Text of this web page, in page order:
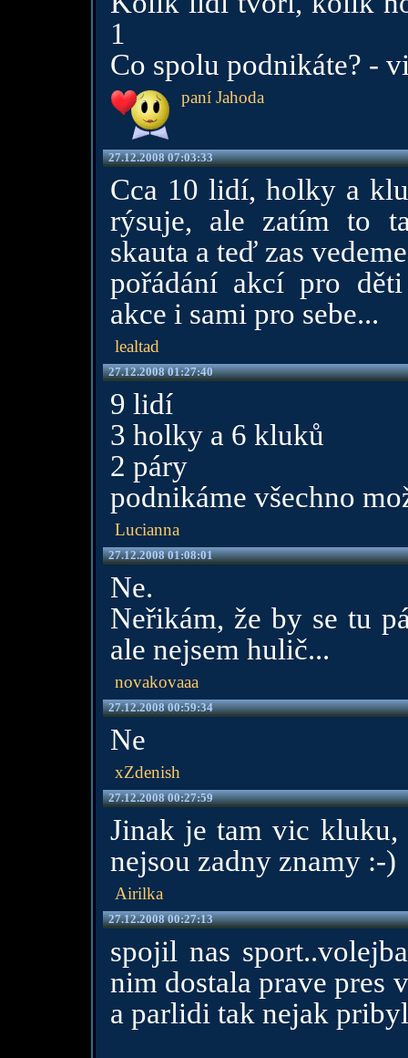
1
Co spolu podnikáte? -
paní Jahoda
27.12.2008 07:03:33
Cca 10 lidí, holky a
rýsuje, ale zatím to
skauta a teď zas
pořádání akcí pro děti
akce i sami pro sebe...
lealtad
27.12.2008 01:27:40
9 lidí
3 holky a 6 kluků
2 páry
podnikáme všechno
Lucianna
27.12.2008 01:08:01
Ne.
Neřikám, že by se tu
ale nejsem hulič...
novakovaaa
27.12.2008 00:59:34
Ne
xZdenish
27.12.2008 00:27:59
Jinak je tam vic kluku,
nejsou zadny znamy :-)
Airilka
27.12.2008 00:27:13
spojil nas
nim dostala prave pres
a parlidi tak nejak